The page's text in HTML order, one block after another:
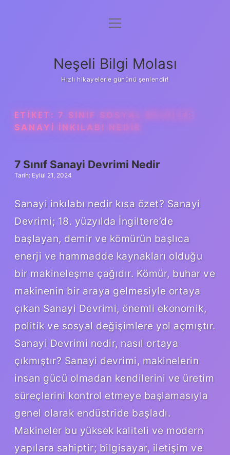
Anasayfa
Yasal Uyarı
menüyü
Neşeli Bilgi Molası
Hızlı hikayelerle gününü şenlendir!
ETIKET: 7 SINIF SOSYAL BILGILER
SANAYI INKILABI NEDIR
7 Sınıf Sanayi Devrimi Nedir
Tarih: Eylül 21, 2024
Sanayi inkılabı nedir kısa özet? Sanayi
Devrimi; 18. yüzyılda İngiltere’de
başlayan, demir ve kömürün başlıca
enerji ve hammadde kaynakları olduğu
bir makineleşme çağıdır. Kömür, buhar ve
makinenin bir araya gelmesiyle ortaya
çıkan Sanayi Devrimi, önemli ekonomik,
politik ve sosyal değişimlere yol açmıştır.
Sanayi Devrimi nedir, nasıl ortaya
çıkmıştır? Sanayi devrimi, makinelerin
insan gücü olmadan kendilerini ve üretim
süreçlerini kontrol etmeye başlamasıyla
genel olarak endüstride başladı.
Makineler bu yüksek kaliteli ve modern
yapılara sahiptir; bilgisayar, iletişim ve